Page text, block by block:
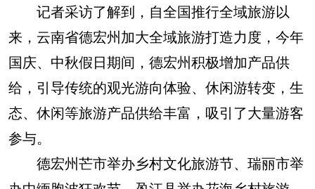
记者采访了解到，自全国推行全域旅游以
来，云南省德宏州加大全域旅游打造力度，今年
国庆、中秋假日期间，德宏州积极增加产品供
给，引导传统的观光游向体验、休闲游转变，生
态、休闲等旅游产品供给丰富，吸引了大量游客
参与。
德宏州芒市举办乡村文化旅游节、瑞丽市举